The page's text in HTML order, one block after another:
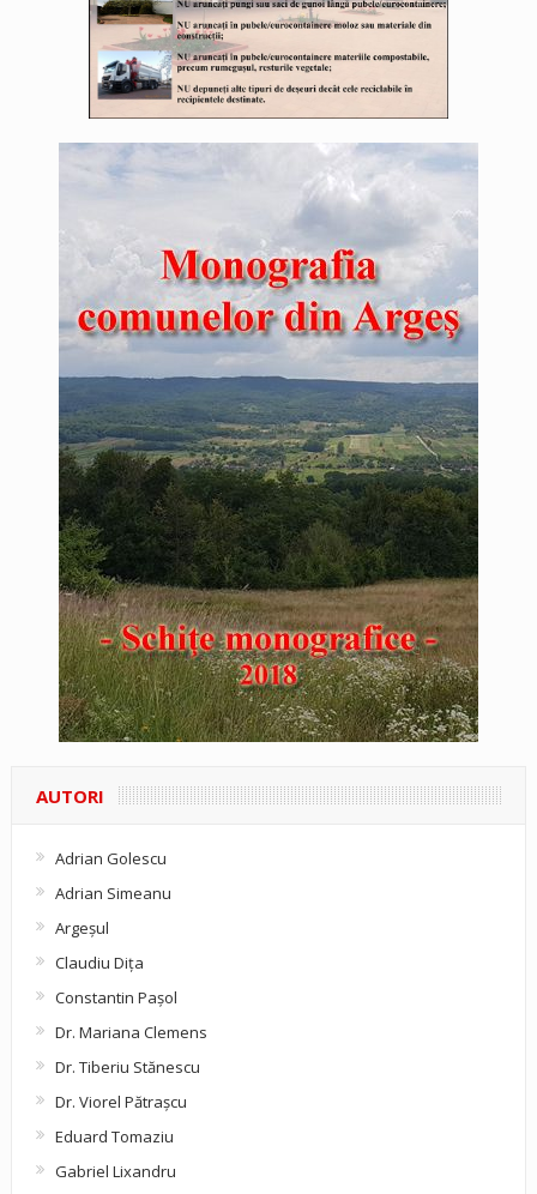
AUTORI
Adrian Golescu
Adrian Simeanu
Argeşul
Claudiu Diţa
Constantin Pașol
Dr. Mariana Clemens
Dr. Tiberiu Stănescu
Dr. Viorel Pătraşcu
Eduard Tomaziu
Gabriel Lixandru